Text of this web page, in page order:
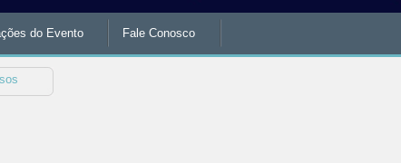
do Evento Fale Conosco